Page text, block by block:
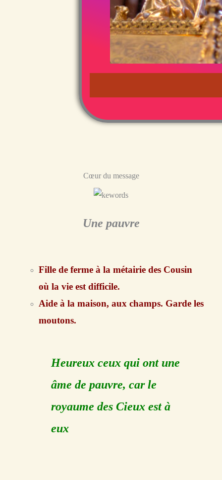
Cœur du message
Une pauvre
Fille de ferme à la métairie des Cousin
où la vie est difficile.
Aide à la maison, aux champs. Garde les
moutons.
Heureux ceux qui ont une
âme de pauvre, car le
royaume des Cieux est à
eux